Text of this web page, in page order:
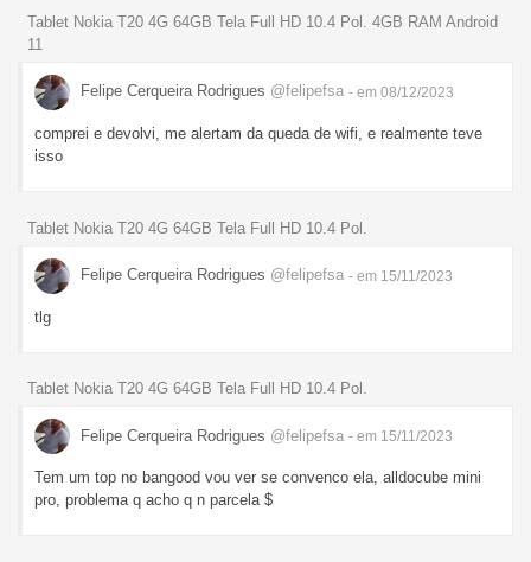
Tablet Nokia T20 4G 64GB Tela Full HD 10.4 Pol. 4GB RAM Android
11
Felipe Cerqueira Rodrigues @felipefsa - em 08/12/2023
comprei e devolvi, me alertam da queda de wifi, e realmente teve
isso
Tablet Nokia T20 4G 64GB Tela Full HD 10.4 Pol.
Felipe Cerqueira Rodrigues @felipefsa - em 15/11/2023
tlg
Tablet Nokia T20 4G 64GB Tela Full HD 10.4 Pol.
Felipe Cerqueira Rodrigues @felipefsa - em 15/11/2023
Tem um top no bangood vou ver se convenco ela, alldocube mini
pro, problema q acho q n parcela $